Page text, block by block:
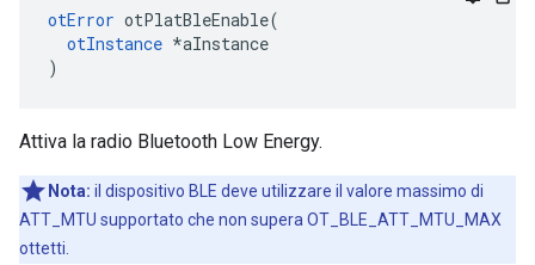
otError otPlatBleEnable(
otInstance *aInstance
)
Attiva la radio Bluetooth Low Energy.
Nota: il dispositivo BLE deve utilizzare il valore massimo di
ATT_MTU supportato che non supera OT_BLE_ATT_MTU_MAX
ottetti.